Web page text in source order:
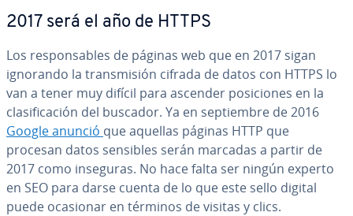
2017 será el año de HTTPS
Los re­s­po­n­sa­bles de páginas web que en 2017 sigan
ignorando la tra­n­s­mi­sión cifrada de datos con HTTPS lo
van a tener muy difícil para ascender po­si­cio­nes en la
cla­si­fi­ca­ción del buscador. Ya en se­p­tie­m­bre de 2016
Google anunció que aquellas páginas HTTP que
procesan datos sensibles serán marcadas a partir de
2017 como inseguras. No hace falta ser ningún experto
en SEO para darse cuenta de lo que este sello digital
puede ocasionar en términos de visitas y clics.